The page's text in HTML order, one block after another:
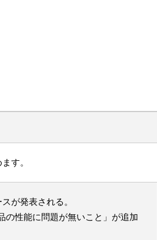
す。
が発表される。
の性能に問題が無いこと」が追加